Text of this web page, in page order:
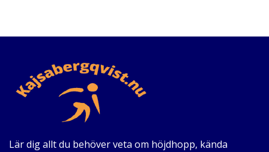
Lär dig allt du behöver veta om höjdhopp, kända